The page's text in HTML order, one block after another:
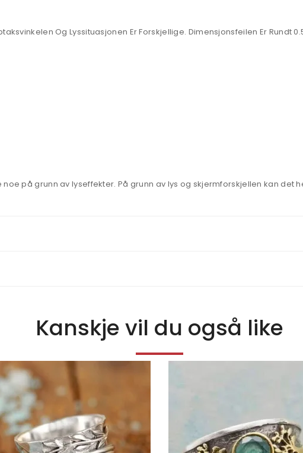
Og Lyssituasjonen Er Forskjellige. Dimensjonsfeilen Er Rundt
på grunn av lyseffekter. På grunn av lys og skjermforskjellen kan det
Kanskje vil du også like